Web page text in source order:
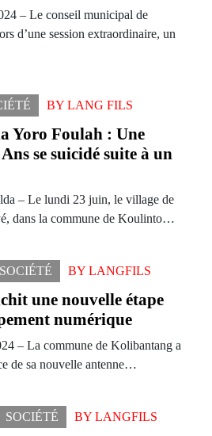
– Le conseil municipal de
d’une session extraordinaire, un
BY LANG FILS
Yoro Foulah : Une
se suicidé suite à un
– Le lundi 23 juin, le village de
dans la commune de Koulinto…
SOCIÉTÉ BY LANGFILS
une nouvelle étape
numérique
– La commune de Kolibantang a
de sa nouvelle antenne…
SOCIÉTÉ BY LANGFILS